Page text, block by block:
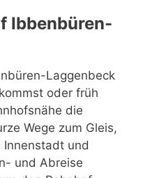
Ibbenbüren-
Laggenbeck
oder früh
die
Wege zum Gleis,
und
und Abreise